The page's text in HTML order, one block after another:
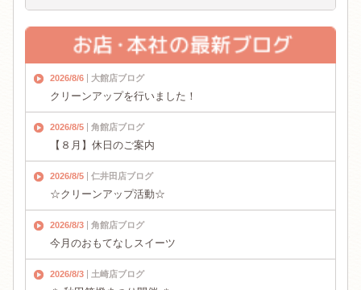
2026/8/6 大館店ブログ
クリーンアップを行いました！
2026/8/5 角館店ブログ
【８月】休日のご案内
2026/8/5 仁井田店ブログ
☆クリーンアップ活動☆
2026/8/3 角館店ブログ
今月のおもてなしスイーツ
2026/8/3 土崎店ブログ